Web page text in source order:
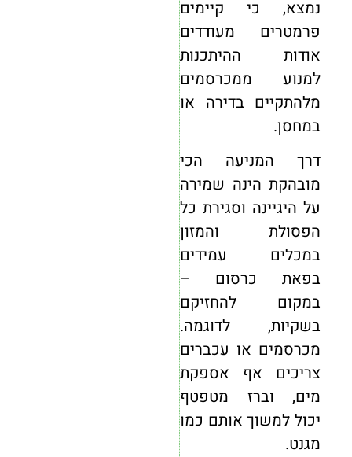
נמצא, כי קיימים
פרמטרים מעודדים
אודות ההיתכנות
למנוע ממכרסמים
מלהתקיים בדירה או
במחסן.
דרך המניעה הכי
מובהקת הינה שמירה
על היגיינה וסגירת כל
הפסולת והמזון
במכלים עמידים
בפאת כרסום –
במקום להחזיקם
בשקיות, לדוגמה.
מכרסמים או עכברים
צריכים אף אספקת
מים, וברז מטפטף
יכול למשוך אותם כמו
מגנט.